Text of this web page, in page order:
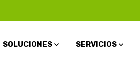
SOLUCIONES SERVICIOS